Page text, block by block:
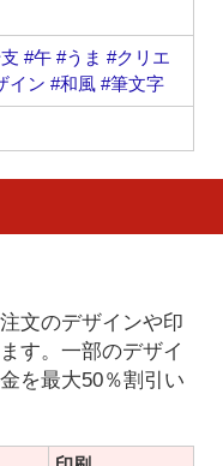
#午 #うま #クリエ
イン #和風 #筆文字
文のデザインや印
す。一部のデザイ
を最大50％割引い